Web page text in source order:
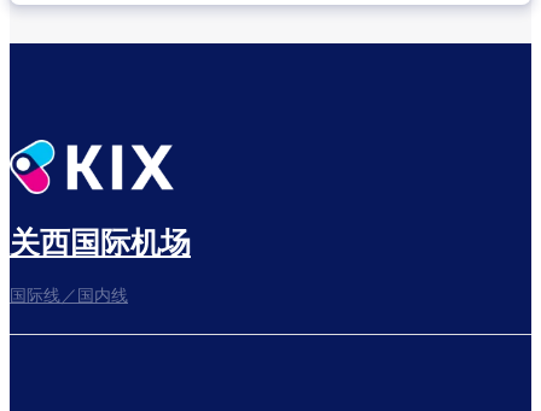
关西国际机场
国际线／国内线